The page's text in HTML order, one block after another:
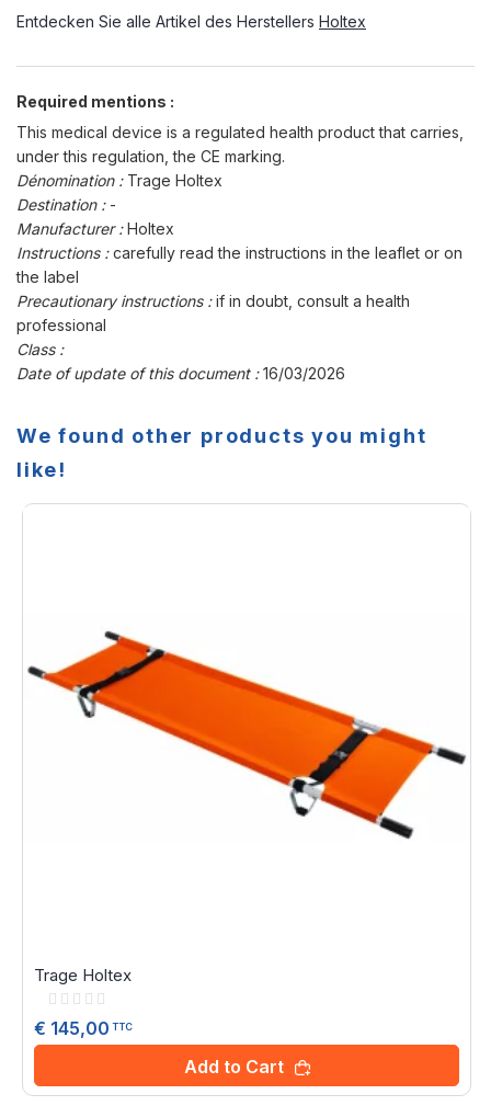
Entdecken Sie alle Artikel des Herstellers Holtex
Required mentions :
This medical device is a regulated health product that carries,
under this regulation, the CE marking.
Dénomination : Trage Holtex
Destination : -
Manufacturer :Holtex
Instructions :carefully read the instructions in the leaflet or on
the label
Precautionary instructions :if in doubt, consult a health
professional
Class :
Date of update of this document :16/03/2026
We found other products you might
like!
Trage Holtex
Rating:
€ 145,00 TTC
Add to Cart